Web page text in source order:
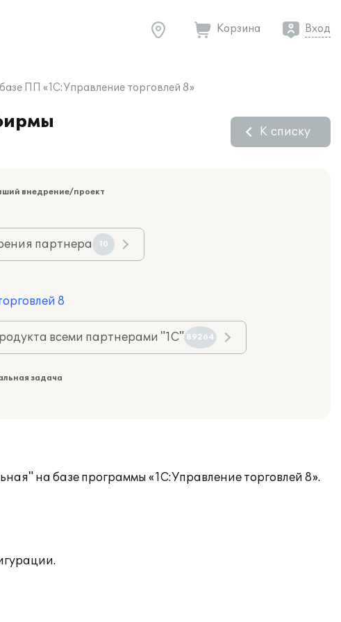
Корзина Вход
ПП «1С:Управление торговлей 8»
К списку
внедрение/проект
партнера 10
8
всеми партнерами "1С" 89264
задача
на базе программы «1С:Управление торговлей 8».